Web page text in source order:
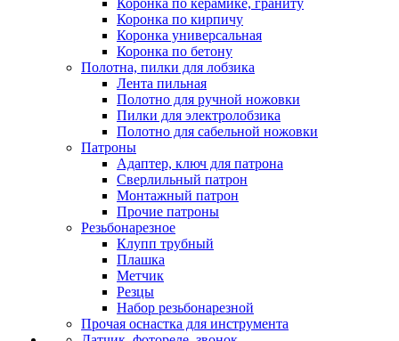
Коронка по керамике, граниту
Коронка по кирпичу
Коронка универсальная
Коронка по бетону
Полотна, пилки для лобзика
Лента пильная
Полотно для ручной ножовки
Пилки для электролобзика
Полотно для сабельной ножовки
Патроны
Адаптер, ключ для патрона
Сверлильный патрон
Монтажный патрон
Прочие патроны
Резьбонарезное
Клупп трубный
Плашка
Метчик
Резцы
Набор резьбонарезной
Прочая оснастка для инструмента